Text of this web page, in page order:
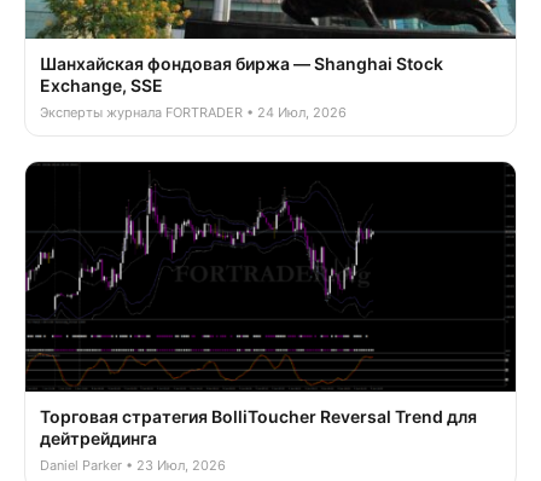
Шанхайская фондовая биржа — Shanghai Stock
Exchange, SSE
Эксперты журнала FORTRADER • 24 Июл, 2026
Торговая стратегия BolliToucher Reversal Trend для
дейтрейдинга
Daniel Parker • 23 Июл, 2026